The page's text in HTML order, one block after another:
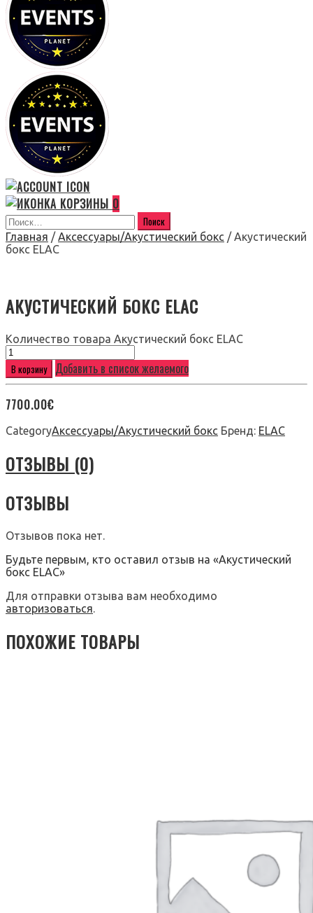
0
Главная / Аксессуары/Акустический бокс / Акустический
бокс ELAC
АКУСТИЧЕСКИЙ БОКС ELAC
Количество товара Акустический бокс ELAC
В корзину Добавить в список желаемого
7700.00€
CategoryАксессуары/Акустический бокс Бренд: ELAC
ОТЗЫВЫ (0)
ОТЗЫВЫ
Отзывов пока нет.
Будьте первым, кто оставил отзыв на «Акустический
бокс ELAC»
Для отправки отзыва вам необходимо
авторизоваться.
ПОХОЖИЕ ТОВАРЫ